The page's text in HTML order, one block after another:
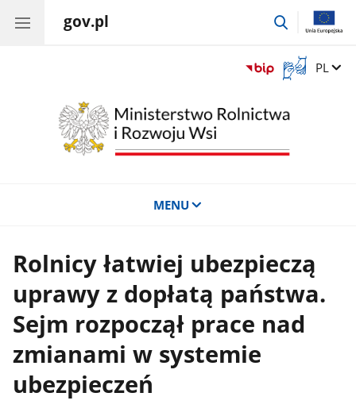
gov.pl
przejdź
Otwórz
okno
tłumaczem
migowego
Zmień
PL
MENU
Rolnicy łatwiej ubezpieczą
uprawy z dopłatą państwa.
Sejm rozpoczął prace nad
zmianami w systemie
ubezpieczeń